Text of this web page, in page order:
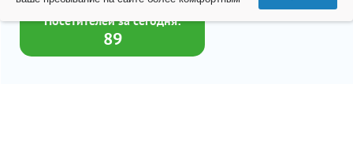
Посетителей за сегодня:
89